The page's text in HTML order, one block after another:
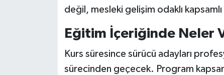
değil, mesleki gelişim odaklı
Eğitim İçeriğinde Neler
Kurs süresince sürücü adayları
sürecinden geçecek. Program